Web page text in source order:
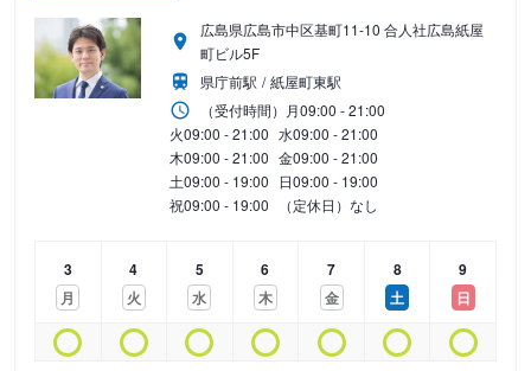
広島県広島市中区基町11-10 合人社広島紙屋
町ビル5F
県庁前駅
紙屋町東駅
（受付時間） 月09:00 - 21:00
火09:00 - 21:00 水09:00 - 21:00
木09:00 - 21:00 金09:00 - 21:00
土09:00 - 19:00 日09:00 - 19:00
祝09:00 - 19:00 （定休日）なし
3
月
4
火
5
水
6
木
7
金
8
土
9
日